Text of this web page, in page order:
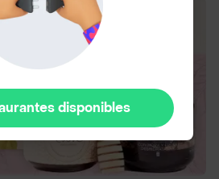
disponibles